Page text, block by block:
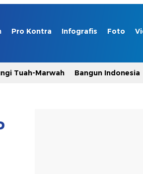
Pro Kontra Infografis Foto
Tuah-Marwah Bangun Indonesia